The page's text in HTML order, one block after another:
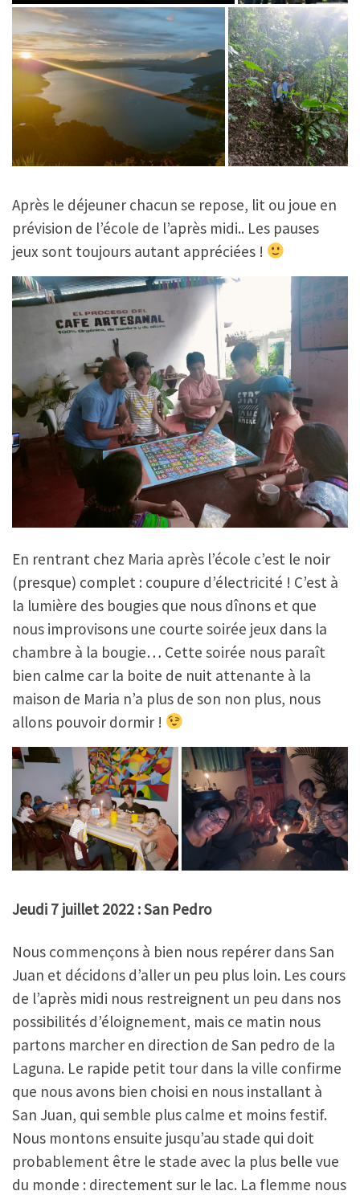
Après le déjeuner chacun se repose, lit ou joue en
prévision de l’école de l’après midi.. Les pauses
jeux sont toujours autant appréciées !
En rentrant chez Maria après l’école c’est le noir
(presque) complet : coupure d’électricité ! C’est à
la lumière des bougies que nous dînons et que
nous improvisons une courte soirée jeux dans la
chambre à la bougie… Cette soirée nous paraît
bien calme car la boite de nuit attenante à la
maison de Maria n’a plus de son non plus, nous
allons pouvoir dormir !
Jeudi 7 juillet 2022 : San Pedro
Nous commençons à bien nous repérer dans San
Juan et décidons d’aller un peu plus loin. Les cours
de l’après midi nous restreignent un peu dans nos
possibilités d’éloignement, mais ce matin nous
partons marcher en direction de San pedro de la
Laguna. Le rapide petit tour dans la ville confirme
que nous avons bien choisi en nous installant à
San Juan, qui semble plus calme et moins festif.
Nous montons ensuite jusqu’au stade qui doit
probablement être le stade avec la plus belle vue
du monde : directement sur le lac. La flemme nous